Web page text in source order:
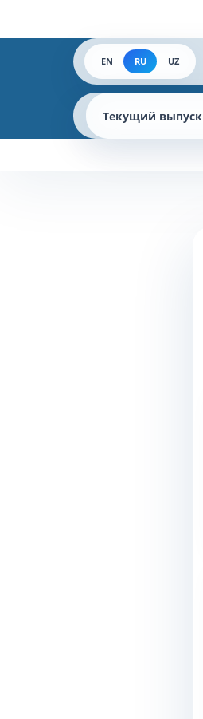
EN RU UZ
Текущий выпуск